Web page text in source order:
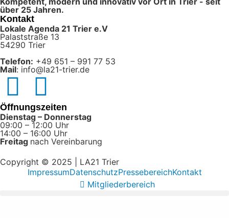
über 25 Jahren.
Kontakt
Lokale Agenda 21 Trier e.V
Palaststraße 13
54290 Trier
Telefon: +49 651 – 991 77 53
Mail: info@la21-trier.de
Öffnungszeiten
Dienstag – Donnerstag
09:00 – 12:00 Uhr
14:00 – 16:00 Uhr
Freitag nach Vereinbarung
Copyright © 2025 | LA21 Trier
ImpressumDatenschutzPressebereichKontakt
Mitgliederbereich